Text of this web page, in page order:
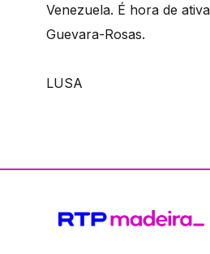
Venezuela. É hora de
Guevara-Rosas.
LUSA